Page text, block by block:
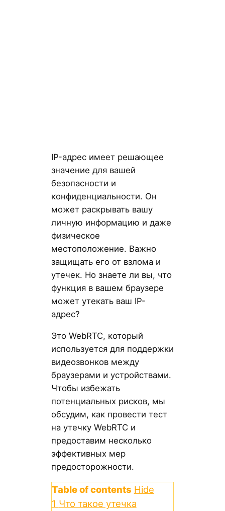
IP-адрес имеет решающее
значение для вашей
безопасности и
конфиденциальности. Он
может раскрывать вашу
личную информацию и даже
физическое
местоположение. Важно
защищать его от взлома и
утечек. Но знаете ли вы, что
функция в вашем браузере
может утекать ваш IP-
адрес?
Это WebRTC, который
используется для поддержки
видеозвонков между
браузерами и устройствами.
Чтобы избежать
потенциальных рисков, мы
обсудим, как провести тест
на утечку WebRTC и
предоставим несколько
эффективных мер
предосторожности.
Table of contents Hide
1 Что такое утечка